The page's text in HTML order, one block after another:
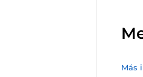
Más